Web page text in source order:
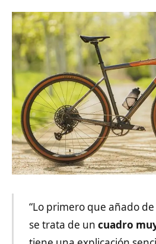
“Lo primero que añado de
se trata de un cuadro